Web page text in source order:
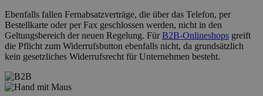
Ebenfalls fallen Fernabsatzverträge, die über das Telefon, per
Bestellkarte oder per Fax geschlossen werden, nicht in den
Geltungsbereich der neuen Regelung. FürB2B-Onlineshops greift
die Pflicht zum Widerrufsbutton ebenfalls nicht, da grundsätzlich
kein gesetzliches Widerrufsrecht für Unternehmen besteht.